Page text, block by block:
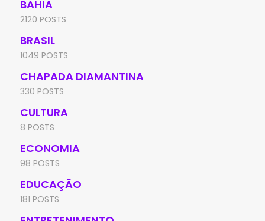
BAHIA
2120 POSTS
BRASIL
1049 POSTS
CHAPADA DIAMANTINA
330 POSTS
CULTURA
8 POSTS
ECONOMIA
98 POSTS
EDUCAÇÃO
181 POSTS